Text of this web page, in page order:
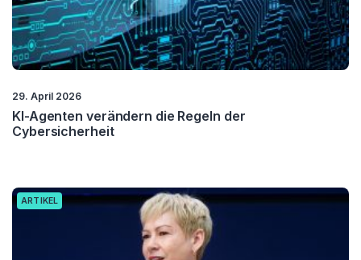
29. April 2026
KI-Agenten verändern die Regeln der
Cybersicherheit
ARTIKEL